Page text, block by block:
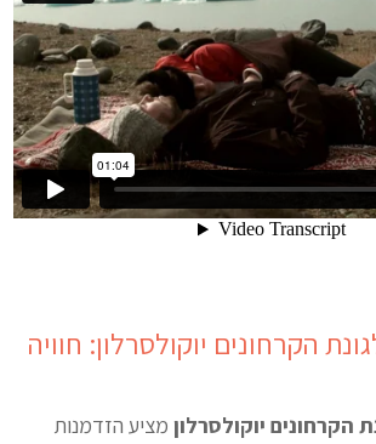
הקרחונים יוקולסרלון: חוויה
הקרחונים יוקולסרלון מציע הזדמנות